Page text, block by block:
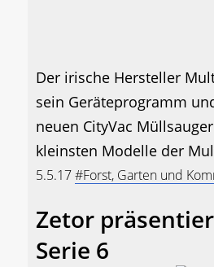
Der irische Hersteller
sein Geräteprogramm
neuen CityVac
kleinsten Modelle der
5.5.17#Forst, Garten und
Zetor
Serie 6